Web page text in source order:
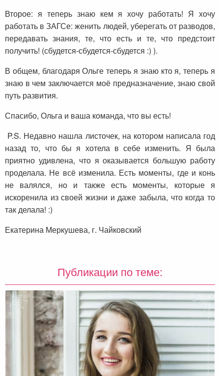
Второе: я теперь знаю кем я хочу работать! Я хочу
работать в ЗАГСе: женить людей, уберегать от разводов,
передавать знания, те, что есть и те, что предстоит
получить! (сбудется-сбудется-сбудется :) ).
В общем, благодаря Ольге теперь я знаю кто я, теперь я
знаю в чем заключается моё предназначение, знаю свой
путь развития.
Спасибо, Ольга и ваша команда, что вы есть!
P.S. Недавно нашла листочек, на котором написала год
назад то, что бы я хотела в себе изменить. Я была
приятно удивлена, что я оказывается большую работу
проделала. Не всё изменила. Есть моменты, где и конь
не валялся, но и также есть моменты, которые я
искоренила из своей жизни и даже забыла, что когда то
так делала! :)
Екатерина Меркушева, г. Чайковский
Публикации по теме: